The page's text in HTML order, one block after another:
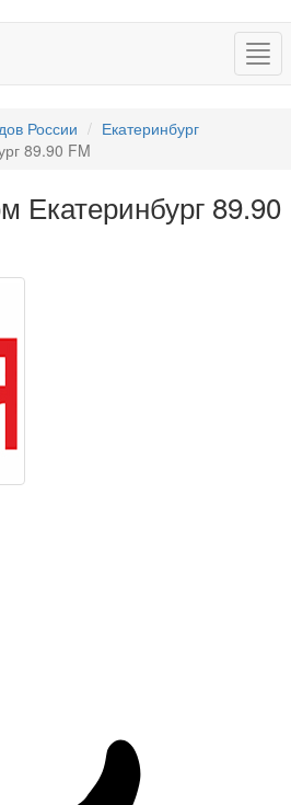
России
Екатеринбург
89.90 FM
Екатеринбург 89.90